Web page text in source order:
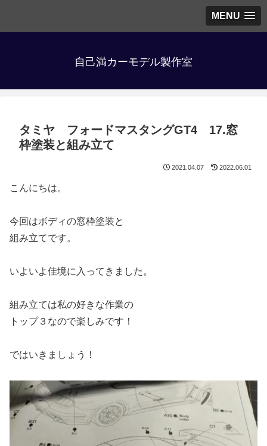
MENU
自己満カーモデル製作室
タミヤ フォードマスタングGT4 17.窓
枠塗装と組み立て
2021.04.07 2022.06.01
こんにちは。
今回はボディの窓枠塗装と
組み立てです。
いよいよ佳境に入ってきました。
組み立ては私の好きな作業の
トップ３なので楽しみです！
ではいきましょう！